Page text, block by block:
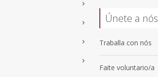
Únete a nós
Traballa con nós
Faite voluntario/a